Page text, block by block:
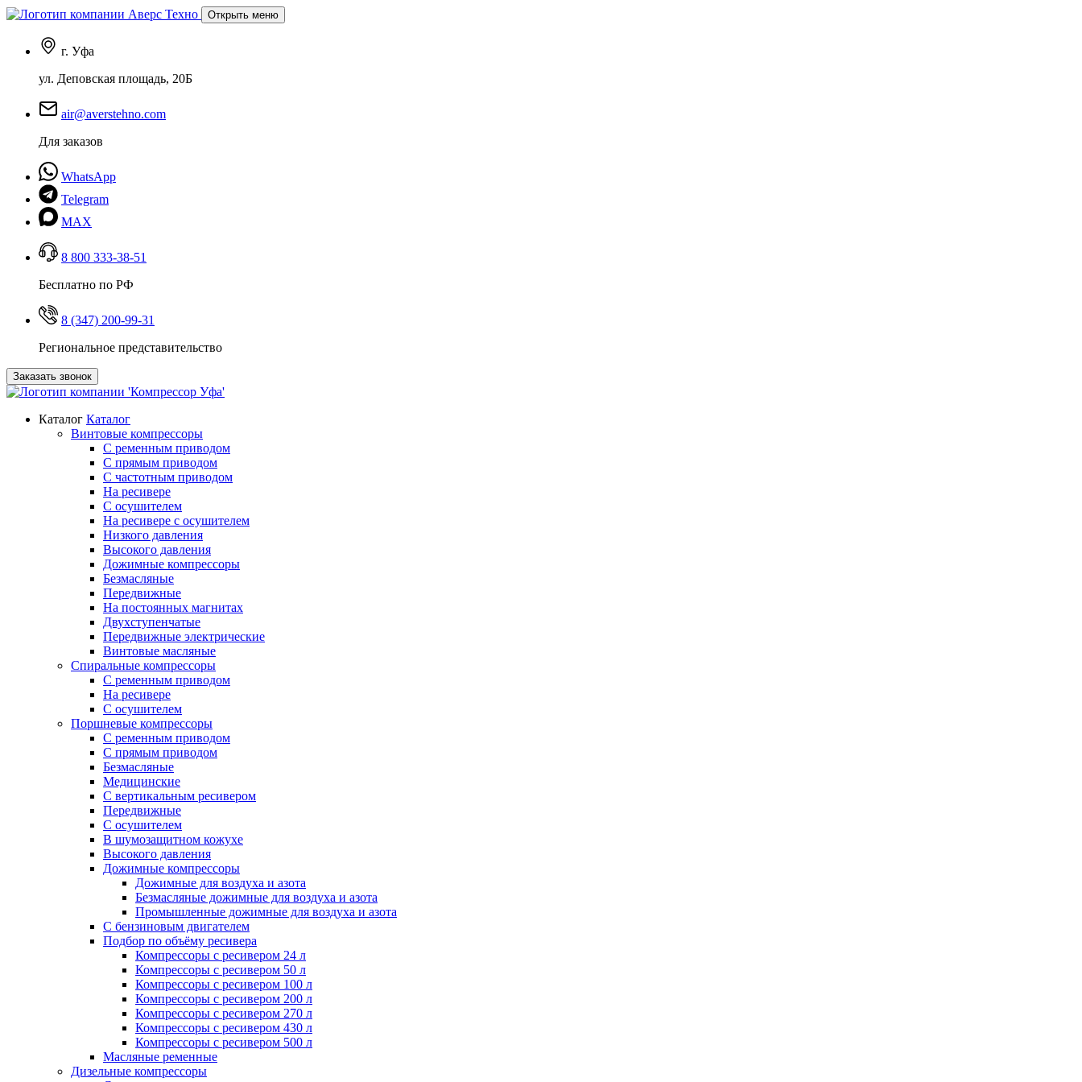
Открыть меню
г. Уфа
ул. Деповская площадь, 20Б
air@averstehno.com
Для заказов
WhatsApp
Telegram
MAX
8 800 333-38-51
Бесплатно по РФ
8 (347) 200-99-31
Региональное представительство
Заказать звонок
Каталог Каталог
Винтовые компрессоры
С ременным приводом
С прямым приводом
С частотным приводом
На ресивере
С осушителем
На ресивере с осушителем
Низкого давления
Высокого давления
Дожимные компрессоры
Безмасляные
Передвижные
На постоянных магнитах
Двухступенчатые
Передвижные электрические
Винтовые масляные
Спиральные компрессоры
С ременным приводом
На ресивере
С осушителем
Поршневые компрессоры
С ременным приводом
С прямым приводом
Безмасляные
Медицинские
С вертикальным ресивером
Передвижные
С осушителем
В шумозащитном кожухе
Высокого давления
Дожимные компрессоры
Дожимные для воздуха и азота
Безмасляные дожимные для воздуха и азота
Промышленные дожимные для воздуха и азота
С бензиновым двигателем
Подбор по объёму ресивера
Компрессоры с ресивером 24 л
Компрессоры с ресивером 50 л
Компрессоры с ресивером 100 л
Компрессоры с ресивером 200 л
Компрессоры с ресивером 270 л
Компрессоры с ресивером 430 л
Компрессоры с ресивером 500 л
Масляные ременные
Дизельные компрессоры